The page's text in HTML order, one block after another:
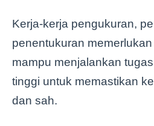
Kerja-kerja pengukuran,
penentukuran
mampu menjalankan
tinggi untuk memastikan
dan sah.